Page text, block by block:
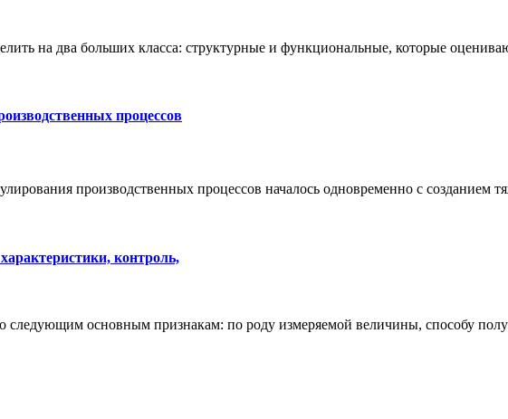
на два больших класса: структурные и функциональные, которые
процессов
производственных процессов началось одновременно с
контроль,
основным признакам: по роду измеряемой величины, способу